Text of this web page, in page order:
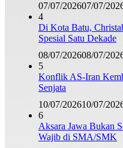
07/07/202607/07/
4
Di Kota Batu,
Spesial Satu Dekade
08/07/202608/07/
5
Konflik AS-Iran
Senjata
10/07/202610/07/
6
Aksara Jawa Bukan
Wajib di SMA/SMK